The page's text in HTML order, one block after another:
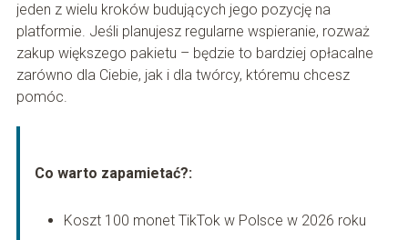
jeden z wielu kroków budujących jego pozycję na
platformie. Jeśli planujesz regularne wspieranie, rozważ
zakup większego pakietu – będzie to bardziej opłacalne
zarówno dla Ciebie, jak i dla twórcy, któremu chcesz
pomóc.
Co warto zapamietać?:
Koszt 100 monet TikTok w Polsce w 2026 roku